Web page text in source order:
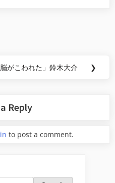
がこわれた」鈴木大介 ❯
Reply
to post a comment.